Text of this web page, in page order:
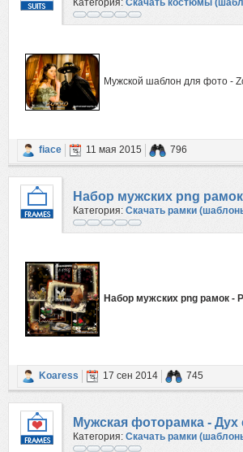
Категория: Скачать костюмы
Мужской шаблон для фото -
fiace 11 мая 2015 796
Набор мужских png
Категория: Скачать рамки
Набор мужских png рамок -
Koaress 17 сен 2014 745
Мужская фоторамка - Дух
Категория: Скачать рамки